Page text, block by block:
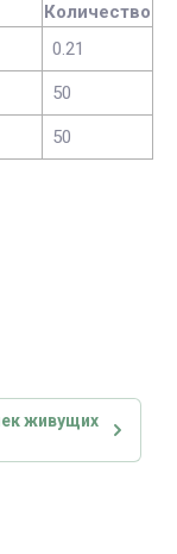
Количество
0.21
50
50
живущих